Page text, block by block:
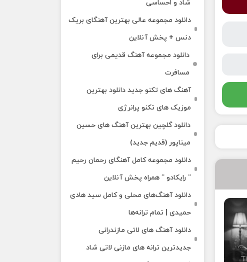
شاد و احساسی
دانلود مجموعه عالی بهترین آهنگای بریک
دنس + پخش آنلاین
دانلود مجموعه آهنگ قدیمی برای
مسافرت
آهنگ های تکنو جدید دانلود بهترین
موزیک های تکنو پرانرژی
دانلود گلچین بهترین آهنگ های حسین
میناپور (قدیم جدید)
دانلود مجموعه کامل آهنگای رحمان رحیم
” رایکادو ” همراه پخش آنلاین
دانلود آهنگ‌های محلی و کامل سید هادی
حمیدی | تمام ترانه‌ها
دانلود آهنگ‌ های لاتی مازندرانی
جدیدترین ترانه های مازنی لاتی شاد